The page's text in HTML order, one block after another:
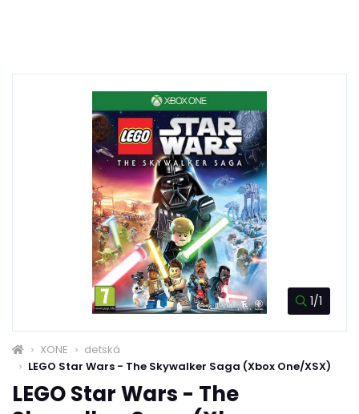
1/1
XONE
detská
LEGO Star Wars - The Skywalker Saga (Xbox One/XSX)
LEGO Star Wars - The